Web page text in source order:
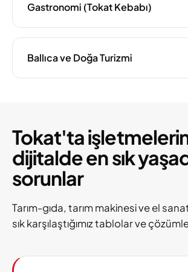
Gastronomi (Tokat Kebabı)
Ballıca ve Doğa Turizmi
Tokat'ta
dijitalde en sık
sorunlar
Tarım-gıda, tarım makinesi ve el
sık karşılaştığımız tablolar ve